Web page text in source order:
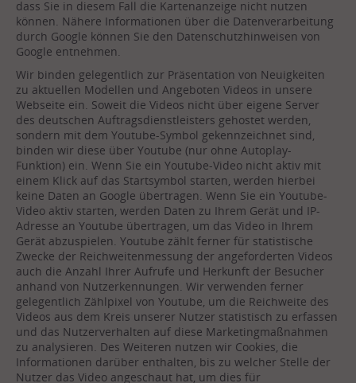
dass Sie in diesem Fall die Kartenanzeige nicht nutzen
können. Nähere Informationen über die Datenverarbeitung
durch Google können Sie den Datenschutzhinweisen von
Google entnehmen.
Wir binden gelegentlich zur Präsentation von Neuigkeiten
zu aktuellen Modellen und Angeboten Videos in unsere
Webseite ein. Soweit die Videos nicht über eigene Server
des deutschen Auftragsdienstleisters gehostet werden,
sondern mit dem Youtube-Symbol gekennzeichnet sind,
binden wir diese über Youtube (nur ohne Autoplay-
Funktion) ein. Wenn Sie ein Youtube-Video nicht aktiv mit
einem Klick auf das Startsymbol starten, werden hierbei
keine Daten an Google übertragen. Wenn Sie ein Youtube-
Video aktiv starten, werden Daten zu Ihrem Gerät und IP-
Adresse an Youtube übertragen, um das Video in Ihrem
Gerät abzuspielen. Youtube zählt ferner für statistische
Zwecke der Reichweitenmessung der angeforderten Videos
auch die Anzahl Ihrer Aufrufe und Herkunft der Besucher
anhand von Nutzerkennungen. Wir verwenden ferner
gelegentlich Zählpixel von Youtube, um die Reichweite des
Videos aus dem Kreis unserer Nutzer statistisch zu erfassen
und das Nutzerverhalten auf diese Marketingmaßnahmen
zu analysieren. Des Weiteren nutzen wir Cookies, die
Informationen darüber enthalten, bis zu welcher Stelle der
Nutzer das Video angeschaut hat, um dies für